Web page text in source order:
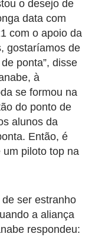
o desejo de
data com
com o apoio da
gostaríamos de
ponta”, disse
à
se formou na
do ponto de
alunos da
Então, é
piloto top na
ser estranho
a aliança
respondeu: